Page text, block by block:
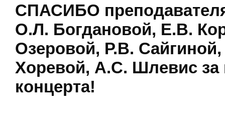
СПАСИБО
О.Л. Богдановой, Е.В.
Озеровой, Р.В.
Хоревой, А.С. Шлевис за
концерта!